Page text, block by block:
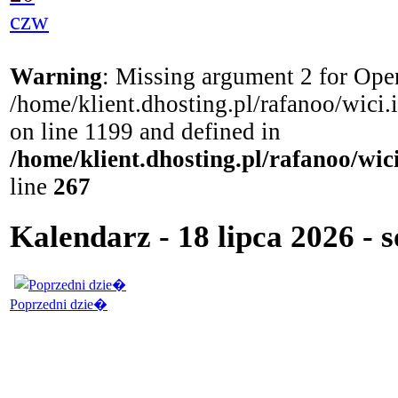
czw
Warning: Missing argument 2 for
/home/klient.dhosting.pl/rafanoo/
on line 1199 and defined in
/home/klient.dhosting.pl/rafanoo/
line 267
Kalendarz - 18 lipca 2026 -
Poprzedni dzie�